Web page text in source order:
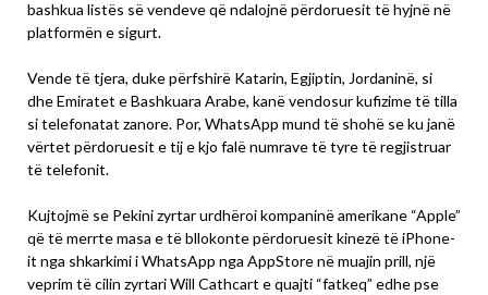
bashkua listës së vendeve që ndalojnë përdoruesit të hyjnë në
platformën e sigurt.
Vende të tjera, duke përfshirë Katarin, Egjiptin, Jordaninë, si
dhe Emiratet e Bashkuara Arabe, kanë vendosur kufizime të tilla
si telefonatat zanore. Por, WhatsApp mund të shohë se ku janë
vërtet përdoruesit e tij e kjo falë numrave të tyre të regjistruar
të telefonit.
Kujtojmë se Pekini zyrtar urdhëroi kompaninë amerikane “Apple”
që të merrte masa e të bllokonte përdoruesit kinezë të iPhone-
it nga shkarkimi i WhatsApp nga AppStore në muajin prill, një
veprim të cilin zyrtari Will Cathcart e quajti “fatkeq” edhe pse